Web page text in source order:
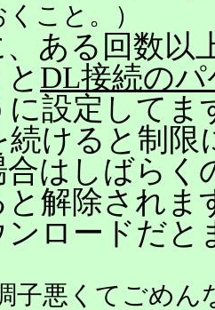
こと。）
ある回数以
DL接続の
設定してま
続けると制限
合はしばらく
解除されま
ロードだと
子悪くてごめん